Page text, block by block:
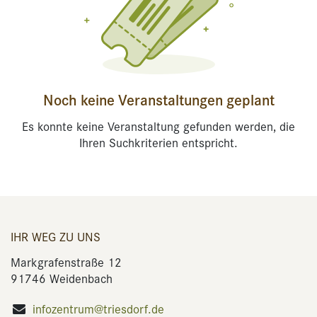
Noch keine Veranstaltungen geplant
Es konnte keine Veranstaltung gefunden werden, die
Ihren Suchkriterien entspricht.
IHR WEG ZU UNS
Markgrafenstraße 12
91746 Weidenbach
infozentrum@triesdorf.de